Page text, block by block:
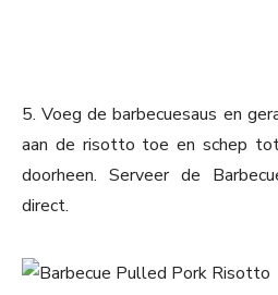
5. Voeg de barbecuesaus en
aan de risotto toe en schep
doorheen. Serveer de
direct.